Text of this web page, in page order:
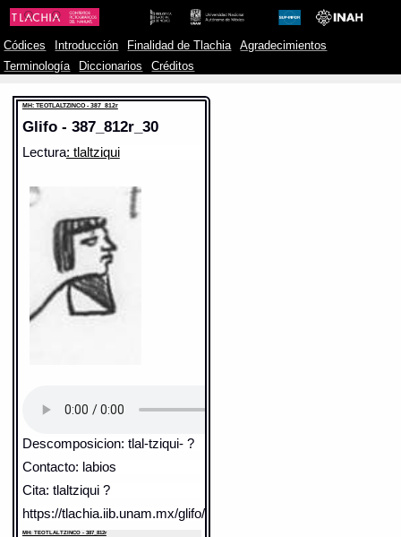
Códices Introducción Finalidad de Tlachia
Agradecimientos
Terminología
Diccionarios Créditos
MH: TEOTLALTZINCO - 387_812r
Glifo - 387_812r_30
Lectura: tlaltziqui
Descomposicion: tlal-tziqui- ?
Contacto: labios
Cita: tlaltziqui ?
https://tlachia.iib.unam.mx/glifo/387_812r_30
MH: TEOTLALTZINCO - 387_812r